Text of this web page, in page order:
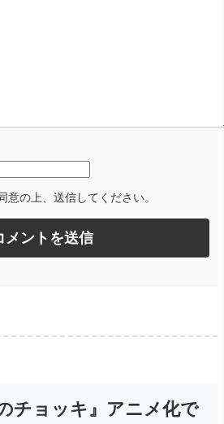
意の上、送信してください。
チョッキ』アニメ化で